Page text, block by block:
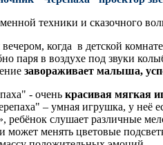
техники и сказочного
когда в детской
паря в воздухе под звуки
завораживает малыша,
- очень красивая мягкая
– умная игрушка, у неё
ребёнок слушает различные
и может менять цветовые